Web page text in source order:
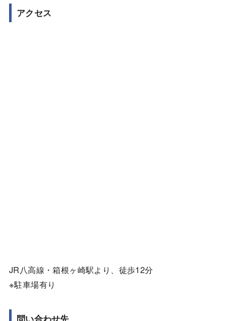
アクセス
JR八高線・箱根ヶ崎駅より、徒歩12分
※駐車場有り
問い合わせ先